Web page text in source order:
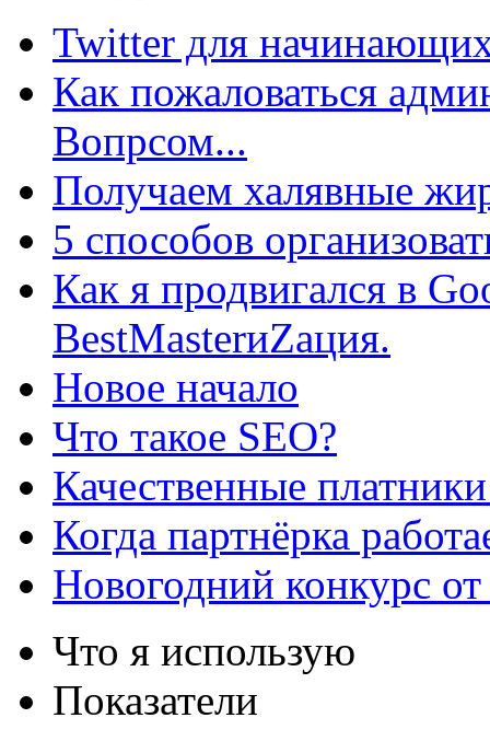
Twitter для
Как пожаловаться
Вопрсом...
Получаем халявные
5 способов
Как я продвигался в
BestMasterиZация.
Новое начало
Что такое SEO?
Качественные
Когда партнёрка
Новогодний конкурс
Что я использую
Показатели